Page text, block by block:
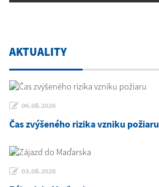
AKTUALITY
06.08.2026
Čas zvýšeného rizika vzniku požiaru
03.08.2026